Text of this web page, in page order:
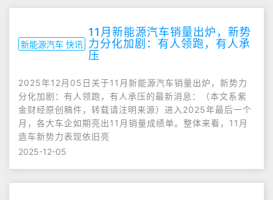
新能源汽车 快讯
11月新能源汽车销量出炉，新势
力分化加剧：有人领跑，有人承
压
2025年12月05日关于11月新能源汽车销量出炉，新势力
分化加剧：有人领跑，有人承压的最新消息：（本文系紫
金财经原创稿件，转载请注明来源）进入2025年最后一个
月，各大车企如期亮出11月销量成绩单。整体来看，11月
造车新势力表现依旧亮
2025-12-05